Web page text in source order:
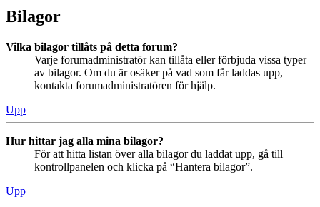
Bilagor
Vilka bilagor tillåts på detta forum?
Varje forumadministratör kan tillåta eller förbjuda vissa typer
av bilagor. Om du är osäker på vad som får laddas upp,
kontakta forumadministratören för hjälp.
Upp
Hur hittar jag alla mina bilagor?
För att hitta listan över alla bilagor du laddat upp, gå till
kontrollpanelen och klicka på “Hantera bilagor”.
Upp